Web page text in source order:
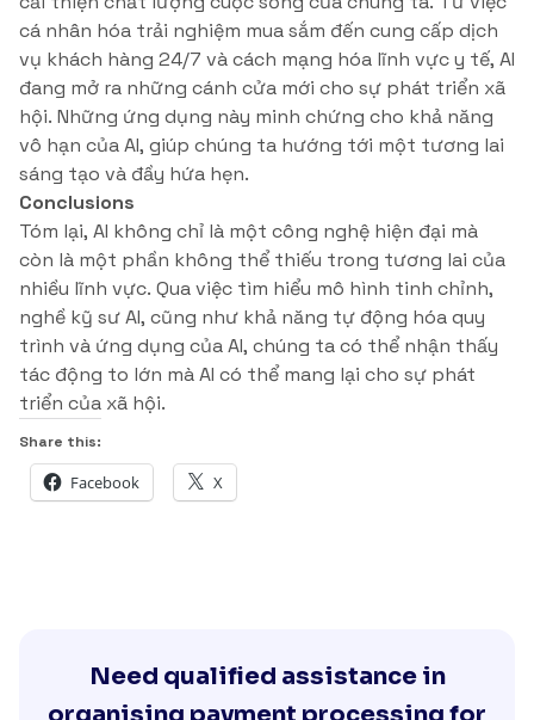
cá nhân hóa trải nghiệm mua sắm đến cung cấp dịch
vụ khách hàng 24/7 và cách mạng hóa lĩnh vực y tế, AI
đang mở ra những cánh cửa mới cho sự phát triển xã
hội. Những ứng dụng này minh chứng cho khả năng
vô hạn của AI, giúp chúng ta hướng tới một tương lai
sáng tạo và đầy hứa hẹn.
Conclusions
Tóm lại, AI không chỉ là một công nghệ hiện đại mà
còn là một phần không thể thiếu trong tương lai của
nhiều lĩnh vực. Qua việc tìm hiểu mô hình tinh chỉnh,
nghề kỹ sư AI, cũng như khả năng tự động hóa quy
trình và ứng dụng của AI, chúng ta có thể nhận thấy
tác động to lớn mà AI có thể mang lại cho sự phát
triển của xã hội.
Share this:
Facebook X
Need qualified assistance in